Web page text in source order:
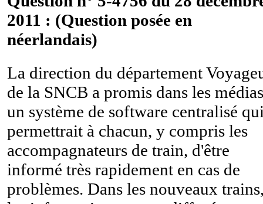
2011 : (Question posée en
néerlandais)
La direction du département
de la SNCB a promis dans les médias
un système de software centralisé
permettrait à chacun, y compris les
accompagnateurs de train, d'être
informé très rapidement en cas de
problèmes. Dans les nouveaux